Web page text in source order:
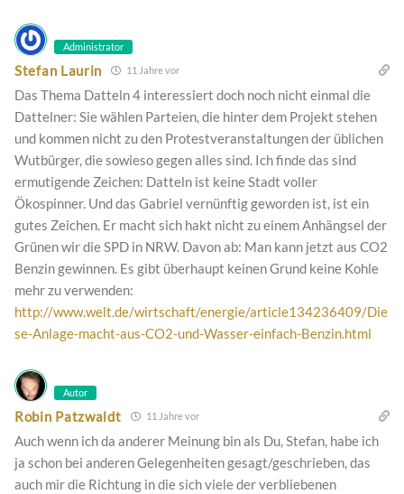
Administrator
Stefan Laurin 11 Jahre vor
Das Thema Datteln 4 interessiert doch noch nicht einmal die
Dattelner: Sie wählen Parteien, die hinter dem Projekt stehen
und kommen nicht zu den Protestveranstaltungen der üblichen
Wutbürger, die sowieso gegen alles sind. Ich finde das sind
ermutigende Zeichen: Datteln ist keine Stadt voller
Ökospinner. Und das Gabriel vernünftig geworden ist, ist ein
gutes Zeichen. Er macht sich hakt nicht zu einem Anhängsel der
Grünen wir die SPD in NRW. Davon ab: Man kann jetzt aus CO2
Benzin gewinnen. Es gibt überhaupt keinen Grund keine Kohle
mehr zu verwenden:
http://www.welt.de/wirtschaft/energie/article134236409/Die
se-Anlage-macht-aus-CO2-und-Wasser-einfach-Benzin.html
Autor
Robin Patzwaldt 11 Jahre vor
Auch wenn ich da anderer Meinung bin als Du, Stefan, habe ich
ja schon bei anderen Gelegenheiten gesagt/geschrieben, das
auch mir die Richtung in die sich viele der verbliebenen